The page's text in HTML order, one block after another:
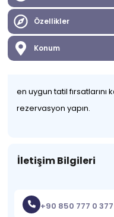
Özellikler
Konum
en uygun tatil fırsatlarını
rezervasyon yapın.
İletişim Bilgileri
+90 850 777 0 377